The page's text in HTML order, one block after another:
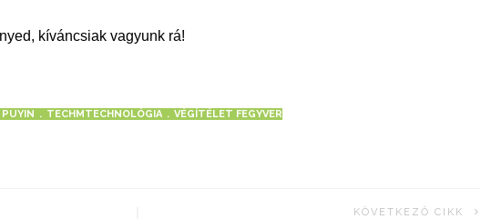
kíváncsiak vagyunk rá!
PUYIN TECHMTECHNOLÓGIA VÉGÍTÉLET FEGYVER
KÖVETKEZŐ CIKK